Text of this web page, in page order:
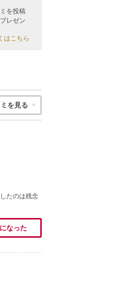
を投稿
レゼン
はこちら
を見る
たのは残念
なった